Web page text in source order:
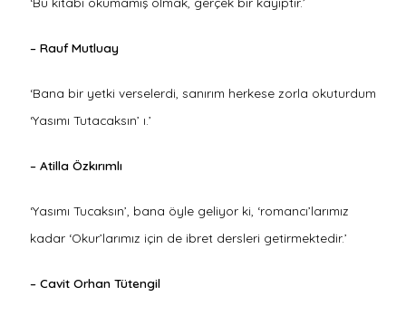
– Rauf Mutluay
‘Bana bir yetki verselerdi, sanırım herkese zorla okuturdum
‘Yasımı Tutacaksın’ ı.’
– Atilla Özkırımlı
‘Yasımı Tucaksın’, bana öyle geliyor ki, ‘romancı’larımız
kadar ‘Okur’larımız için de ibret dersleri getirmektedir.’
– Cavit Orhan Tütengil